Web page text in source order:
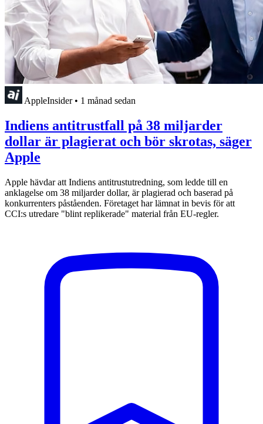
AppleInsider • 1 månad sedan
Indiens antitrustfall på 38 miljarder
dollar är plagierat och bör skrotas, säger
Apple
Apple hävdar att Indiens antitrustutredning, som ledde till en
anklagelse om 38 miljarder dollar, är plagierad och baserad på
konkurrenters påståenden. Företaget har lämnat in bevis för att
CCI:s utredare "blint replikerade" material från EU-regler.